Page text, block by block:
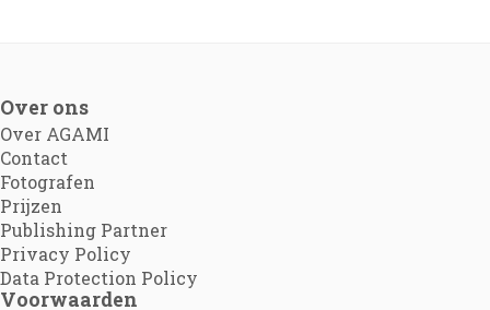
Over ons
Over AGAMI
Contact
Fotografen
Prijzen
Publishing Partner
Privacy Policy
Data Protection Policy
Voorwaarden